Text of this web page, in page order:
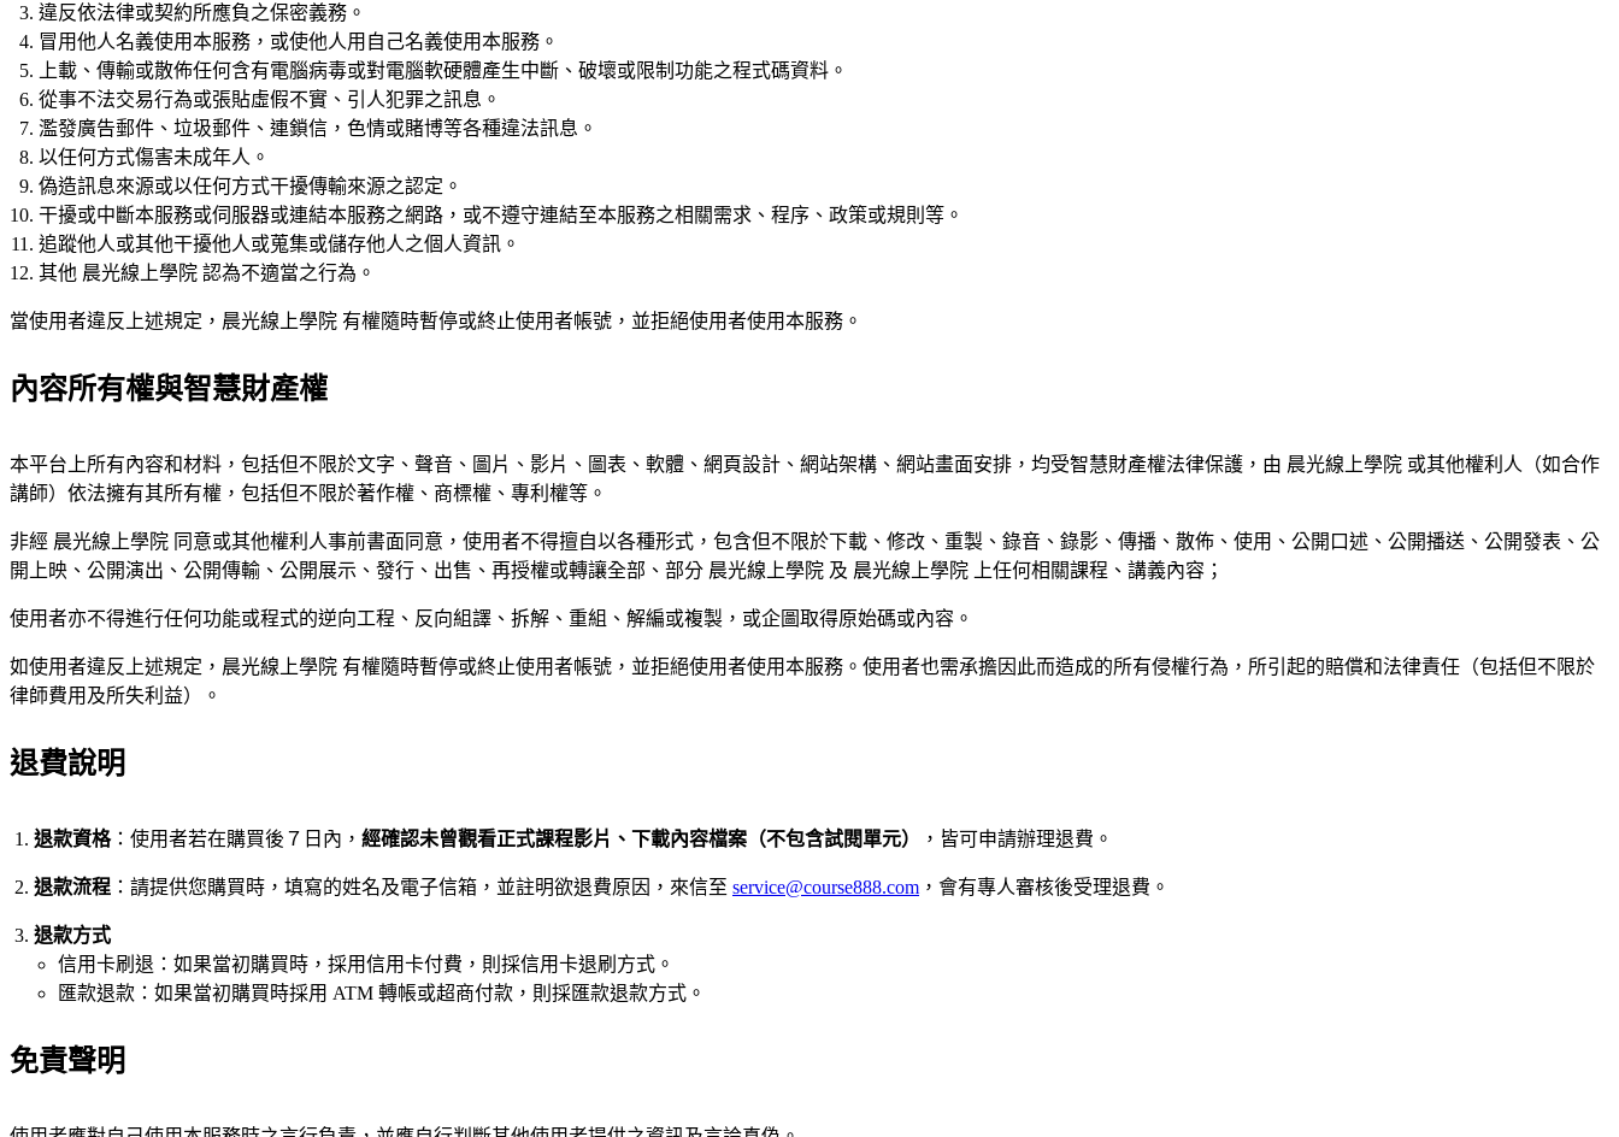
違反依法律或契約所應負之保密義務。
冒用他人名義使用本服務，或使他人用自己名義使用本服務。
上載、傳輸或散佈任何含有電腦病毒或對電腦軟硬體產生中斷、破壞或限制功能之程式碼資料。
從事不法交易行為或張貼虛假不實、引人犯罪之訊息。
濫發廣告郵件、垃圾郵件、連鎖信，色情或賭博等各種違法訊息。
以任何方式傷害未成年人。
偽造訊息來源或以任何方式干擾傳輸來源之認定。
干擾或中斷本服務或伺服器或連結本服務之網路，或不遵守連結至本服務之相關需求、程序、政策或規則等。
追蹤他人或其他干擾他人或蒐集或儲存他人之個人資訊。
其他 晨光線上學院 認為不適當之行為。
當使用者違反上述規定，晨光線上學院 有權隨時暫停或終止使用者帳號，並拒絕使用者使用本服務。
內容所有權與智慧財產權
本平台上所有內容和材料，包括但不限於文字、聲音、圖片、影片、圖表、軟體、網頁設計、網站架構、網站畫面安排，均受智慧財產權法律保護，由 晨光線上學院 或其他權利人（如合作
講師）依法擁有其所有權，包括但不限於著作權、商標權、專利權等。
非經 晨光線上學院 同意或其他權利人事前書面同意，使用者不得擅自以各種形式，包含但不限於下載、修改、重製、錄音、錄影、傳播、散佈、使用、公開口述、公開播送、公開發表、公
開上映、公開演出、公開傳輸、公開展示、發行、出售、再授權或轉讓全部、部分 晨光線上學院 及 晨光線上學院 上任何相關課程、講義內容；
使用者亦不得進行任何功能或程式的逆向工程、反向組譯、拆解、重組、解編或複製，或企圖取得原始碼或內容。
如使用者違反上述規定，晨光線上學院 有權隨時暫停或終止使用者帳號，並拒絕使用者使用本服務。使用者也需承擔因此而造成的所有侵權行為，所引起的賠償和法律責任（包括但不限於
律師費用及所失利益）。
退費說明
退款資格：使用者若在購買後７日內， 經確認未曾觀看正式課程影片、下載內容檔案（不包含試閱單元） ，皆可申請辦理退費。
退款流程 ：請提供您購買時，填寫的姓名及電子信箱，並註明欲退費原因，來信至 service@course888.com ，會有專人審核後受理退費。
退款方式
信用卡刷退：如果當初購買時，採用信用卡付費，則採信用卡退刷方式。
匯款退款：如果當初購買時採用 ATM 轉帳或超商付款，則採匯款退款方式。
免責聲明